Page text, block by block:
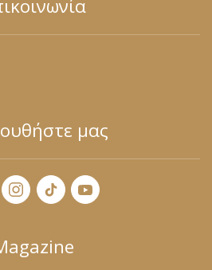
μας